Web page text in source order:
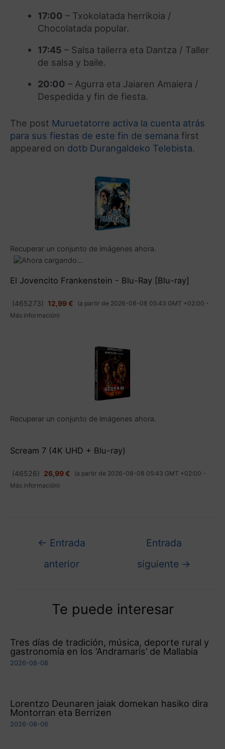
17:00 – Txokolatada herrikoia /
Chocolatada popular.
17:45 – Salsa tailerra eta Dantza / Taller
de salsa y baile.
20:00 – Agurra eta Jaiaren Amaiera /
Despedida y fin de fiesta.
The post Muruetatorre activa la cuenta atrás
para sus fiestas de este fin de semana first
appeared on dotb Durangaldeko Telebista.
Recuperar un conjunto de imágenes ahora.
El Jovencito Frankenstein - Blu-Ray [Blu-ray]
(465273) 12,99 €
(a partir de 2026-08-08 05:43 GMT +02:00 -
Más información)
Recuperar un conjunto de imágenes ahora.
Scream 7 (4K UHD + Blu-ray)
(46526) 26,99 €
(a partir de 2026-08-08 05:43 GMT +02:00 -
Más información)
← Entrada
anterior
Entrada
siguiente →
Te puede interesar
Tres días de tradición, música, deporte rural y
gastronomía en los ‘Andramaris’ de Mallabia
2026-08-08
Lorentzo Deunaren jaiak domekan hasiko dira
Montorran eta Berrizen
2026-08-06